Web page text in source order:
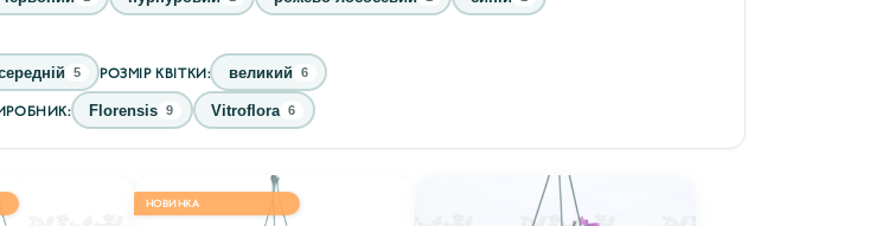
5 РОЗМІР КВІТКИ: великий 6
Florensis 9 Vitroflora 6
НОВИНКА